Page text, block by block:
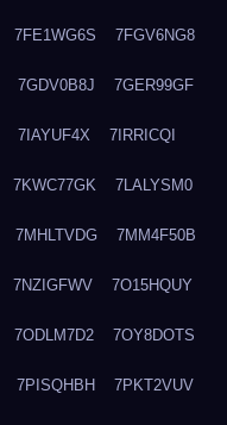
7FE1WG6S 7FGV6NG8
7GDV0B8J 7GER99GF
7IAYUF4X 7IRRICQI
7KWC77GK 7LALYSM0
7MHLTVDG 7MM4F50B
7NZIGFWV 7O15HQUY
7ODLM7D2 7OY8DOTS
7PISQHBH 7PKT2VUV